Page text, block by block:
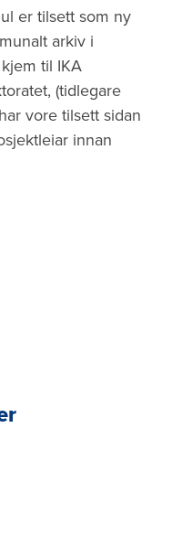
er tilsett som ny
arkiv i
til IKA
(tidlegare
vore tilsett sidan
innan